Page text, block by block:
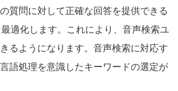
質問に対して正確な回答を提供できる
適化します。これにより、音声検索ユ
るようになります。音声検索に対応す
語処理を意識したキーワードの選定が